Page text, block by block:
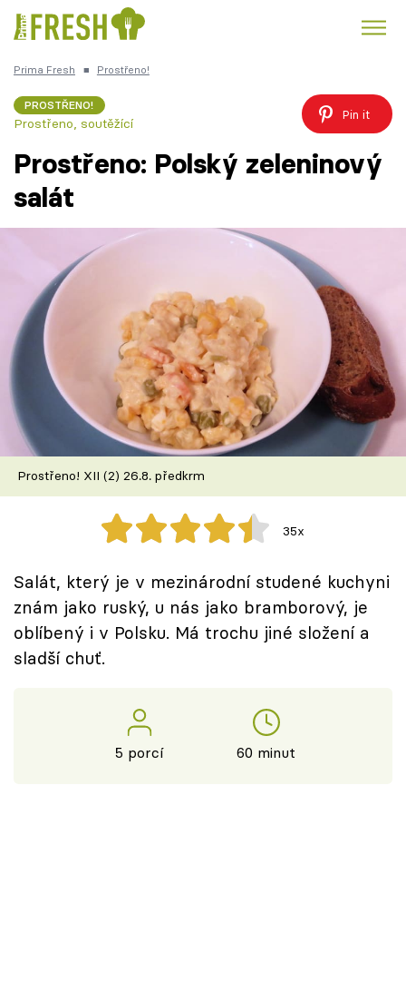
Česká kuchyně
Témata
Recepty
Články
TV Program
Škola vaření
Recepty z TV
Speciál: Cuketa
Sledujte prima+
Přihlášení
Prima Fresh ■ Prostřeno!
PROSTŘENO!
Prostřeno, soutěžící
Pin it
Prostřeno: Polský zeleninový
salát
Prostřeno! XII (2) 26.8. předkrm
35x
Salát, který je v mezinárodní studené kuchyni
znám jako ruský, u nás jako bramborový, je
oblíbený i v Polsku. Má trochu jiné složení a
sladší chuť.
5 porcí 60 minut